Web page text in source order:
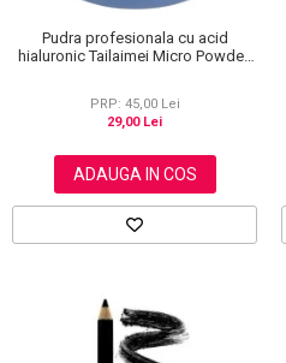
Pudra profesionala cu acid
hialuronic Tailaimei Micro Powder,
PRP: 45,00 Lei
29,00 Lei
ADAUGA IN COS